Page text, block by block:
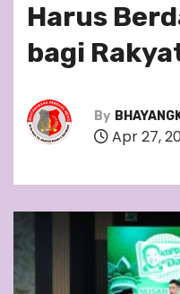
Harus
bagi
By
Apr 27,